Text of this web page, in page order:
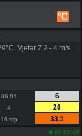
°C
Vjetar Z 2 - 4 m/s.
06:01
6
4
28
16 srp
33.1
07:52:45